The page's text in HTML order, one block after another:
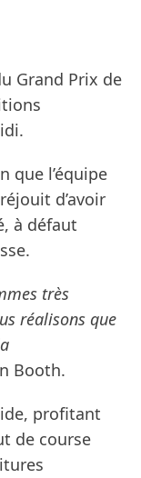
Grand Prix de
que l’équipe
d’avoir
à défaut
très
réalisons que
Booth.
profitant
de course